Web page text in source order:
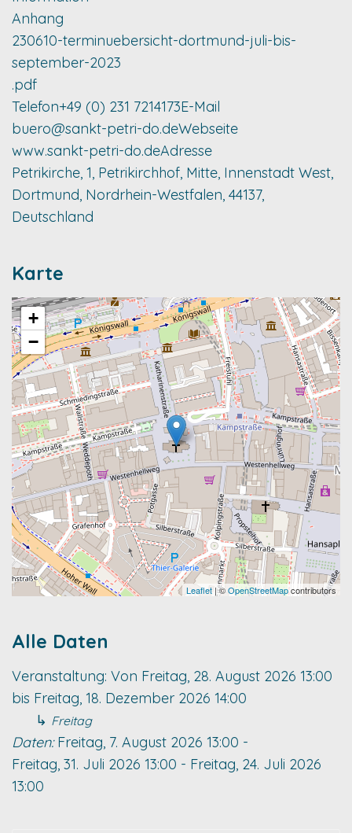
Anhang
230610-terminuebersicht-dortmund-juli-bis-
september-2023
.pdf
Telefon+49 (0) 231 7214173E-Mail
buero@sankt-petri-do.deWebseite
www.sankt-petri-do.deAdresse
Petrikirche, 1, Petrikirchhof, Mitte, Innenstadt West,
Dortmund, Nordrhein-Westfalen, 44137,
Deutschland
Karte
+
−
Leaflet| ©OpenStreetMapcontributors
Alle Daten
Veranstaltung: Von Freitag, 28. August 2026 13:00
bis Freitag, 18. Dezember 2026 14:00
↳ Freitag
Daten:Freitag, 7. August 2026 13:00 -
Freitag, 31. Juli 2026 13:00 - Freitag, 24. Juli 2026
13:00